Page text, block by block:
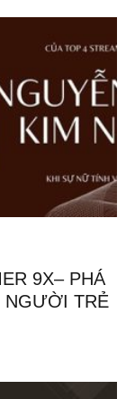
9X– PHÁ
NGƯỜI TRẺ